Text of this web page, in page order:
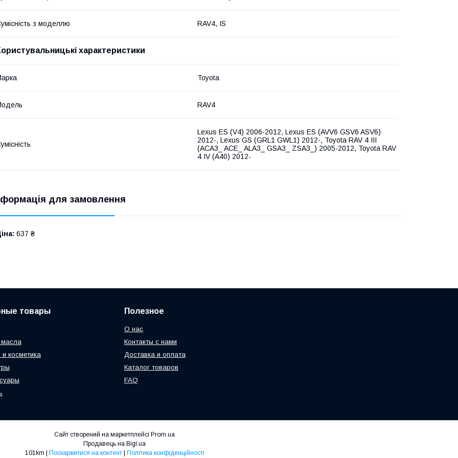
з моделлю RAV4, IS
характеристики
Toyota
RAV4
Lexus ES (V4) 2006-2012, Lexus ES (AVV6 GSV6 ASV6)
2012-, Lexus GS (GRL1 GWL1) 2012-, Toyota RAV 4 III
(ACA3_ ACE_ ALA3_ GSA3_ ZSA3_) 2005-2012, Toyota RAV
4 IV (A40) 2012-
для замовлення
637 ₴
товары
косметика
Полезное
О нас
Контакты с нами
Доставка и оплата
Каталог товаров
FAQ
Сайт створений на маркетплейсі Prom.ua
Продавець на Bigl.ua
101km | Поскаржитися на контент | Політика конфіденційності